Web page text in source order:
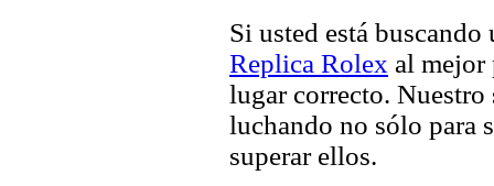
Si usted está
Replica Rolex al mejor
lugar correcto. Nuestro
luchando no sólo para
superar ellos.